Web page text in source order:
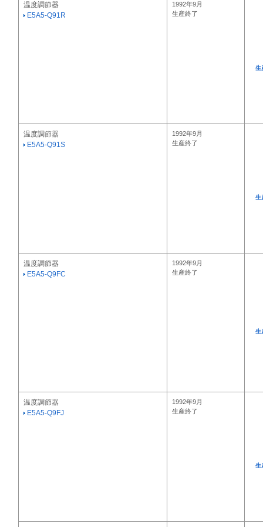
温度調節器
E5A5-Q91R
1992年9月
生産終了
生
温度調節器
E5A5-Q91S
1992年9月
生産終了
生
温度調節器
E5A5-Q9FC
1992年9月
生産終了
生
温度調節器
E5A5-Q9FJ
1992年9月
生産終了
生